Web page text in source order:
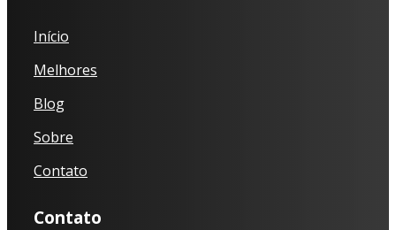
Início
Melhores
Blog
Sobre
Contato
Contato